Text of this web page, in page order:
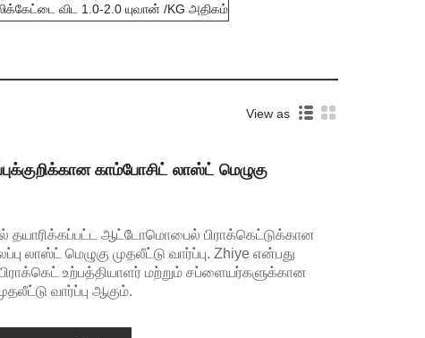
விட 1.0-2.0 யுவான் /KG அதிகம்
View as
காம்போசிட் லாஸ்ட் மெழுகு
தயாரிக்கப்பட்ட ஆட்டோமொபைல் பிராக்கெட்டுக்கான
லாஸ்ட் மெழுகு முதலீட்டு வார்ப்பு. Zhiye என்பது
உற்பத்தியாளர் மற்றும் சப்ளையர்களுக்கான
வார்ப்பு ஆகும்.